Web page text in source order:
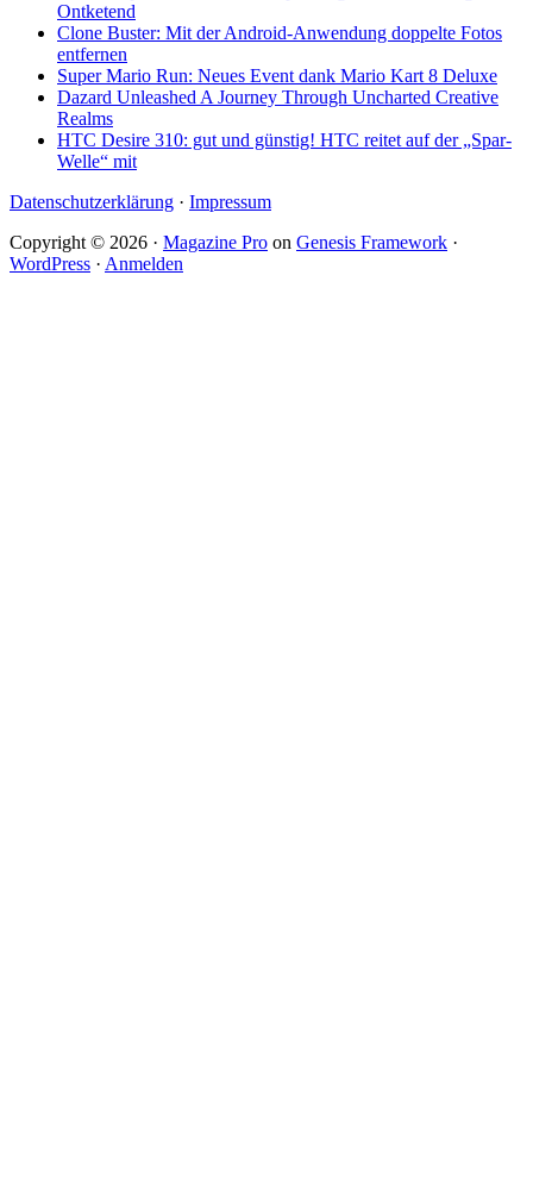
Ontketend
Clone Buster: Mit der Android-Anwendung doppelte Fotos
entfernen
Super Mario Run: Neues Event dank Mario Kart 8 Deluxe
Dazard Unleashed A Journey Through Uncharted Creative
Realms
HTC Desire 310: gut und günstig! HTC reitet auf der „Spar-
Welle“ mit
Datenschutzerklärung · Impressum
Copyright © 2026 · Magazine Pro on Genesis Framework ·
WordPress · Anmelden